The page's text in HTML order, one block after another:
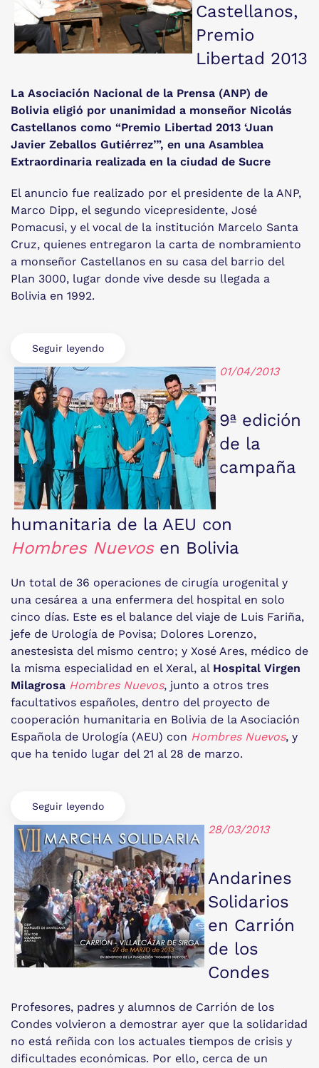
Castellanos,
Premio
Libertad 2013
La Asociación Nacional de la Prensa (ANP) de
Bolivia eligió por unanimidad a monseñor Nicolás
Castellanos como “Premio Libertad 2013 ‘Juan
Javier Zeballos Gutiérrez’”, en una Asamblea
Extraordinaria realizada en la ciudad de Sucre
El anuncio fue realizado por el presidente de la ANP,
Marco Dipp, el segundo vicepresidente, José
Pomacusi, y el vocal de la institución Marcelo Santa
Cruz, quienes entregaron la carta de nombramiento
a monseñor Castellanos en su casa del barrio del
Plan 3000, lugar donde vive desde su llegada a
Bolivia en 1992.
Seguir leyendo
01/04/2013
9ª edición
de la
campaña
humanitaria de la AEU con
Hombres Nuevosen Bolivia
Un total de 36 operaciones de cirugía urogenital y
una cesárea a una enfermera del hospital en solo
cinco días. Este es el balance del viaje de Luis Fariña,
jefe de Urología de Povisa; Dolores Lorenzo,
anestesista del mismo centro; y Xosé Ares, médico de
la misma especialidad en el Xeral, al Hospital Virgen
Milagrosa Hombres Nuevos, junto a otros tres
facultativos españoles, dentro del proyecto de
cooperación humanitaria en Bolivia de la Asociación
Española de Urología (AEU) con Hombres Nuevos, y
que ha tenido lugar del 21 al 28 de marzo.
Seguir leyendo
28/03/2013
Andarines
Solidarios
en Carrión
de los
Condes
Profesores, padres y alumnos de Carrión de los
Condes volvieron a demostrar ayer que la solidaridad
no está reñida con los actuales tiempos de crisis y
dificultades económicas. Por ello, cerca de un